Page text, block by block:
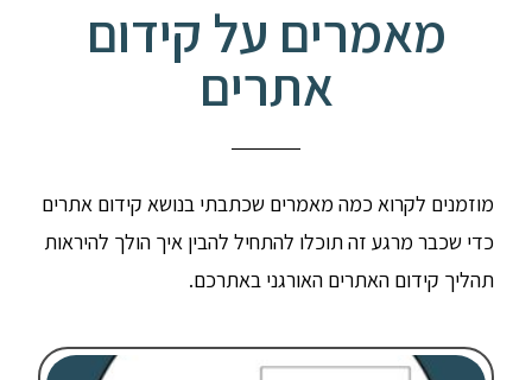
מאמרים על קידום
אתרים
מוזמנים לקרוא כמה מאמרים שכתבתי בנושא קידום אתרים
כדי שכבר מרגע זה תוכלו להתחיל להבין איך הולך להיראות
תהליך קידום האתרים האורגני באתרכם.